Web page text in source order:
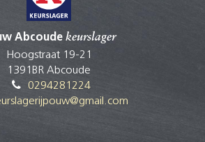
Abcoude keurslager
Hoogstraat 19-21
1391BR Abcoude
0294281224